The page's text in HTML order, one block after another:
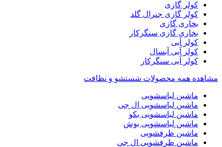
کولر گازی
کولر گازی جنرال گلد
بخاری گازی
بخاری گازی سنگرکار
کولر آبی
کولر آبی آبسال
کولر آبی سنگرکار
مشاهده همه محصولات شستشو و نظافت
ماشین لباسشویی
ماشین لباسشویی ال جی
ماشین لباسشویی بکو
ماشین لباسشویی بوش
ماشین ظرفشویی
ماشین ظرفشویی ال جی